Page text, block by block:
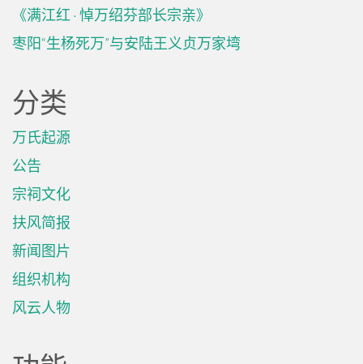
《满江红 · 悼万绍芬部长宗亲》
枣阳“生杨死万”与安陆王义贞万家塆
分类
万氏起源
公告
宗祠文化
扶风简报
新闻图片
组织机构
风云人物